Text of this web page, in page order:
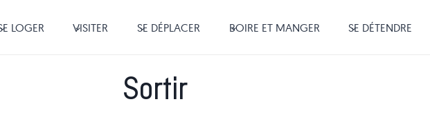
LOGER VISITER SE DÉPLACER BOIRE ET MANGER SE DÉTENDRE
Sortir